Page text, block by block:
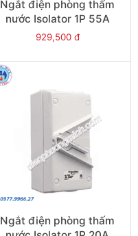
Ngắt điện phòng thấm
nước Isolator 1P 55A
250V IP66 - Model
929,500 đ
Ngắt điện phòng thấm